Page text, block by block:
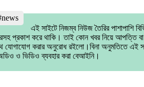
এই সাইটে নিজম্ব নিউজ তৈরির পাশাপাশি
প্রকাশ করে থাকি। তাই কোন খবর নিয়ে আপত্তি
যোগাযোগ করার অনুরোধ রইলো।বিনা অনুমতিতে এই
ও ভিডিও ব্যবহার করা বেআইনি।